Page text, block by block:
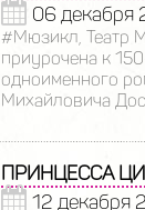
06 декабря
#Мюзикл, Театр
приурочена к
одноименного
Михайловича
ПРИНЦЕССА
12 декабря